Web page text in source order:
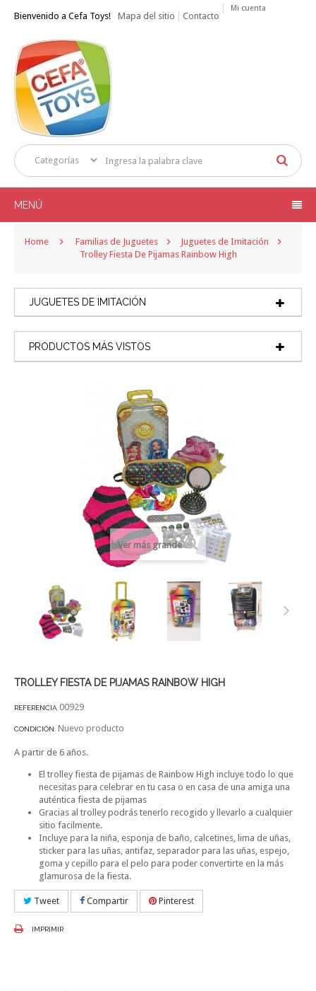
Bienvenido a Cefa Toys! Mapa del sitio Contacto
Mi cuenta
MENÚ
Home Familias de Juguetes
Juguetes de Imitación
Trolley Fiesta De Pijamas Rainbow High
JUGUETES DE IMITACIÓN
PRODUCTOS MÁS VISTOS
Ver más grande
TROLLEY FIESTA DE PIJAMAS RAINBOW HIGH
REFERENCIA 00929
CONDICIÓN: Nuevo producto
A partir de 6 años.
El trolley fiesta de pijamas de Rainbow High incluye todo lo que
necesitas para celebrar en tu casa o en casa de una amiga una
auténtica fiesta de pijamas
Gracias al trolley podrás tenerlo recogido y llevarlo a cualquier
sitio facilmente.
Incluye para la niña, esponja de baño, calcetines, lima de uñas,
sticker para las uñas, antifaz, separador para las uñas, espejo,
goma y cepillo para el pelo para poder convertirte en la más
glamurosa de la fiesta.
Tweet Compartir Pinterest
IMPRIMIR